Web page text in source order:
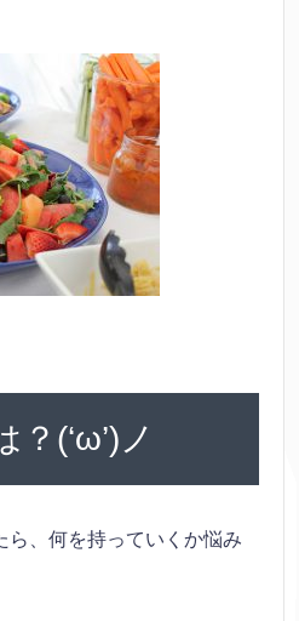
(‘ω’)ノ
ら、何を持っていくか悩み